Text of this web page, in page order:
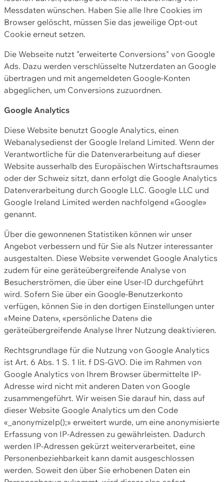
Messdaten wünschen. Haben Sie alle Ihre Cookies im
Browser gelöscht, müssen Sie das jeweilige Opt-out
Cookie erneut setzen.
Die Webseite nutzt "erweiterte Conversions" von Google
Ads. Dazu werden verschlüsselte Nutzerdaten an Google
übertragen und mit angemeldeten Google-Konten
abgeglichen, um Conversions zuzuordnen.
Google Analytics
Diese Website benutzt Google Analytics, einen
Webanalysedienst der Google Ireland Limited. Wenn der
Verantwortliche für die Datenverarbeitung auf dieser
Website ausserhalb des Europäischen Wirtschaftsraumes
oder der Schweiz sitzt, dann erfolgt die Google Analytics
Datenverarbeitung durch Google LLC. Google LLC und
Google Ireland Limited werden nachfolgend «Google»
genannt.
Über die gewonnenen Statistiken können wir unser
Angebot verbessern und für Sie als Nutzer interessanter
ausgestalten. Diese Website verwendet Google Analytics
zudem für eine geräteübergreifende Analyse von
Besucherströmen, die über eine User-ID durchgeführt
wird. Sofern Sie über ein Google-Benutzerkonto
verfügen, können Sie in den dortigen Einstellungen unter
«Meine Daten», «persönliche Daten» die
geräteübergreifende Analyse Ihrer Nutzung deaktivieren.
Rechtsgrundlage für die Nutzung von Google Analytics
ist Art. 6 Abs. 1 S. 1 lit. f DS-GVO. Die im Rahmen von
Google Analytics von Ihrem Browser übermittelte IP-
Adresse wird nicht mit anderen Daten von Google
zusammengeführt. Wir weisen Sie darauf hin, dass auf
dieser Website Google Analytics um den Code
«_anonymizeIp();» erweitert wurde, um eine anonymisierte
Erfassung von IP-Adressen zu gewährleisten. Dadurch
werden IP-Adressen gekürzt weiterverarbeitet, eine
Personenbeziehbarkeit kann damit ausgeschlossen
werden. Soweit den über Sie erhobenen Daten ein